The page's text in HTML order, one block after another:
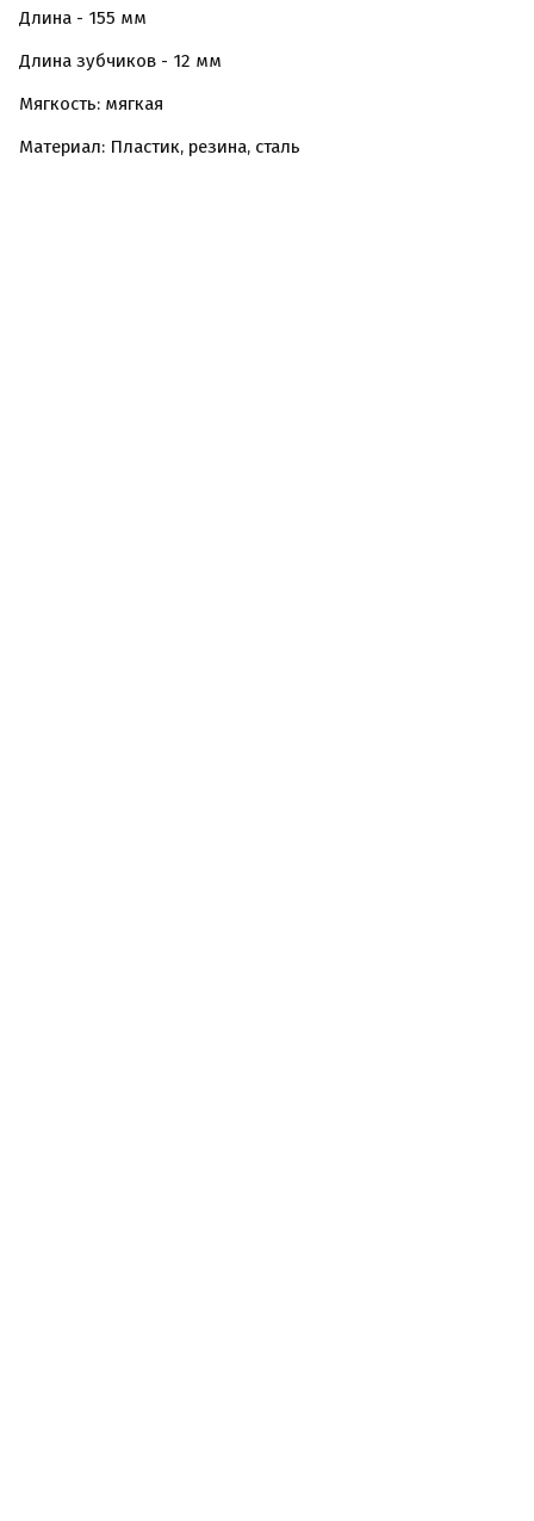
Длина - 155 мм
Длина зубчиков - 12 мм
Мягкость: мягкая
Материал: Пластик, резина, сталь